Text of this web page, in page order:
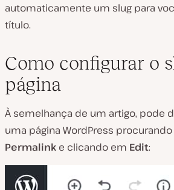
automaticamente um slug para
título.
Como configurar o
página
À semelhança de um artigo, pode
uma página WordPress procurando
Permalink e clicando em Edit: